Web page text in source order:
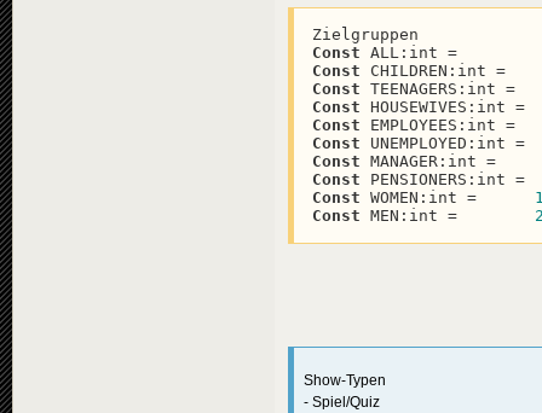
Const
Const
Const
Const
Const
'Reportage-Genre
Const Feature:int
Const
'news
Const
Const ALL:int
Const CHILDREN:int
Const TEENAGERS:int
Const HOUSEWIVES:int
Const EMPLOYEES:int
Const UNEMPLOYED:int
Const MANAGER:int
Const PENSIONERS:int
Const WOMEN:int =
Const MEN:int =
Show-Typen
- Spiel/Quiz